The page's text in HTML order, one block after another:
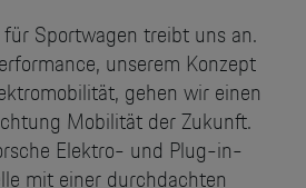
Sportwagen treibt uns an.
unserem Konzept
gehen wir einen
Mobilität der Zukunft.
Elektro- und Plug-in-
mit einer durchdachten